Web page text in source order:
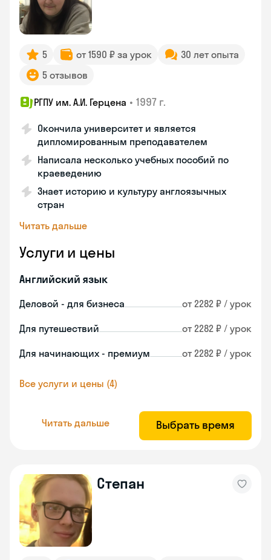
5 от 1590 ₽ за урок
30 лет опыта
5 отзывов
РГПУ им. А.И. Герцена • 1997 г.
Окончила университет и является
дипломированным преподавателем
Написала несколько учебных пособий по
краеведению
Знает историю и культуру англоязычных
стран
Читать дальше
Услуги и цены
Английский язык
Деловой - для бизнеса от 2282 ₽ / урок
Для путешествий от 2282 ₽ / урок
Для начинающих - премиум от 2282 ₽ / урок
Все услуги и цены (4)
Читать дальше Выбрать время
Степан